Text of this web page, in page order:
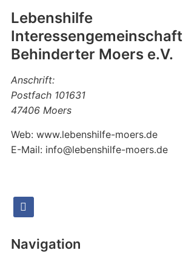
facebook
Navigation
Lebenshilfe
Interessengemeinschaft
Behinderter Moers e.V.
Anschrift:
Postfach 101631
47406 Moers
Web: www.lebenshilfe-moers.de
E-Mail: info@lebenshilfe-moers.de